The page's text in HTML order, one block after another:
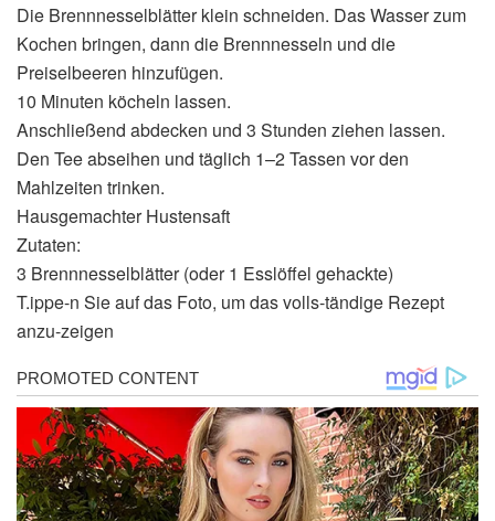
Die Brennnesselblätter klein schneiden. Das Wasser zum
Kochen bringen, dann die Brennnesseln und die
Preiselbeeren hinzufügen.
10 Minuten köcheln lassen.
Anschließend abdecken und 3 Stunden ziehen lassen.
Den Tee abseihen und täglich 1–2 Tassen vor den
Mahlzeiten trinken.
Hausgemachter Hustensaft
Zutaten:
3 Brennnesselblätter (oder 1 Esslöffel gehackte)
T.ippe-n Sie auf das Foto, um das volls-tändige Rezept
anzu-zeigen